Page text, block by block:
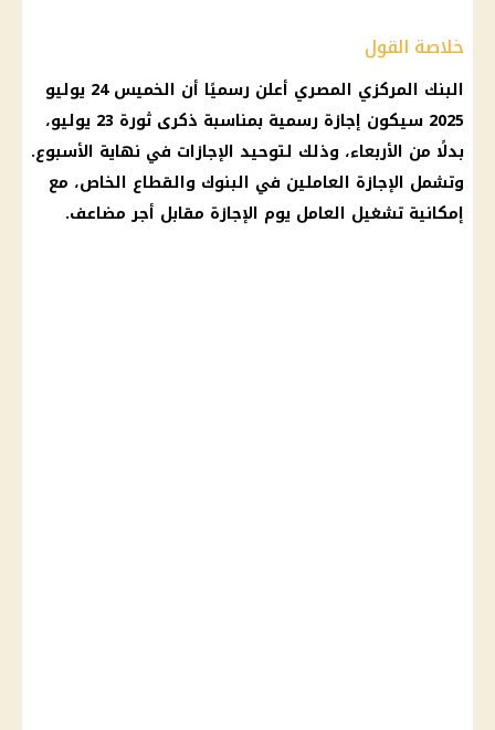
خلاصة القول
البنك المركزي المصري أعلن رسميًا أن الخميس 24
يوليو
2025 سيكون إجازة رسمية بمناسبة ذكرى ثورة 23 يوليو
،
بدلًا من الأربعاء، وذلك لتوحيد الإجازات في نهاية الأسبوع.
وتشمل الإجازة العاملين في البنوك والقطاع الخاص، مع
إمكانية تشغيل العامل يوم الإجازة مقابل أجر مضاعف.